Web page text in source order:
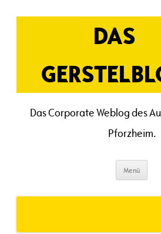
Inhalt
DAS
Das Corporate Weblog des
Pforzheim.
Menü